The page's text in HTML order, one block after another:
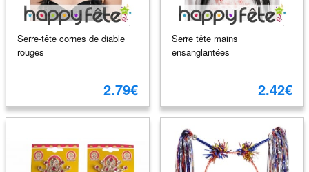
Serre-tête cornes de diable
rouges
2.79€
Serre tête mains
ensanglantées
2.42€